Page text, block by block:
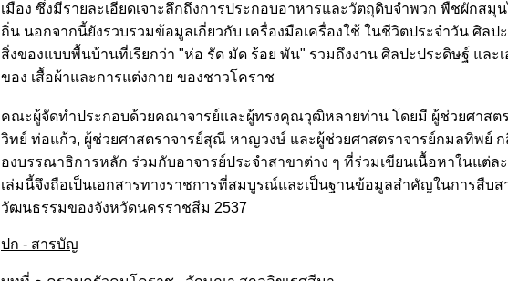
เมือง ซึ่งมีรายละเอียดเจาะลึกถึงการประกอบอาหารและวัตถุดิบจำพวก พืชผักสมุ
ถิ่น นอกจากนี้ยังรวบรวมข้อมูลเกี่ยวกับ เครื่องมือเครื่องใช้ ในชีวิตประจำวัน ศิลป
สิ่งของแบบพื้นบ้านที่เรียกว่า "ห่อ รัด มัด ร้อย พัน" รวมถึงงาน ศิลปะประดิษฐ์ และ
ของ เสื้อผ้าและการแต่งกาย ของชาวโคราช
คณะผู้จัดทำประกอบด้วยคณาจารย์และผู้ทรงคุณวุฒิหลายท่าน โดยมี ผู้ช่วยศาสตร
วิทย์ ท่อแก้ว, ผู้ช่วยศาสตราจารย์สุณี หาญวงษ์ และผู้ช่วยศาสตราจารย์กมลทิพย์ ก
องบรรณาธิการหลัก ร่วมกับอาจารย์ประจำสาขาต่าง ๆ ที่ร่วมเขียนเนื้อหาในแต่ล
เล่มนี้จึงถือเป็นเอกสารทางราชการที่สมบูรณ์และเป็นฐานข้อมูลสำคัญในการสืบส
วัฒนธรรมของจังหวัดนครราชสีม 2537
ปก - สารบัญ